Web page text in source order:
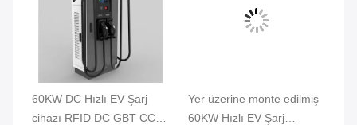
60KW DC Hızlı EV Şarj
cihazı RFID DC GBT CCS1
Yer üzerine monte edilmiş
60KW Hızlı EV Şarj